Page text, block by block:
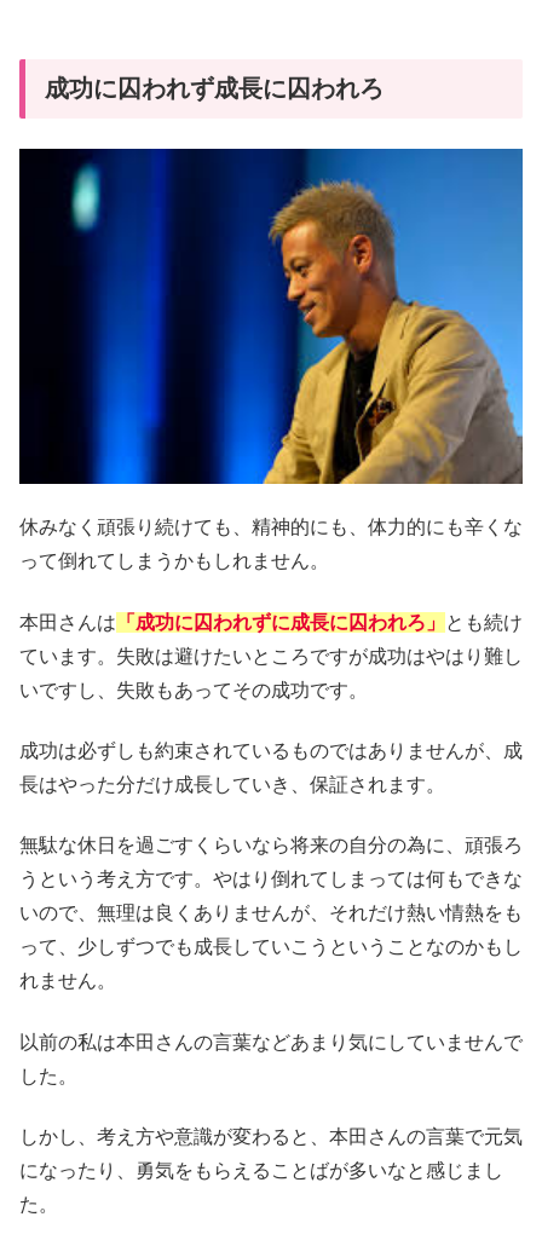
成功に囚われず成長に囚われろ
休みなく頑張り続けても、精神的にも、体力的にも辛くな
って倒れてしまうかもしれません。
本田さんは 「成功に囚われずに成長に囚われろ」 とも続け
ています。失敗は避けたいところですが成功はやはり難し
いですし、失敗もあってその成功です。
成功は必ずしも約束されているものではありませんが、成
長はやった分だけ成長していき、保証されます。
無駄な休日を過ごすくらいなら将来の自分の為に、頑張ろ
うという考え方です。やはり倒れてしまっては何もできな
いので、無理は良くありませんが、それだけ熱い情熱をも
って、少しずつでも成長していこうということなのかもし
れません。
以前の私は本田さんの言葉などあまり気にしていませんで
した。
しかし、考え方や意識が変わると、本田さんの言葉で元気
になったり、勇気をもらえることばが多いなと感じまし
た。